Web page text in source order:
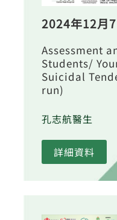
2024年12月
Assessment
Students/
Suicidal
run)
孔志航醫生
詳細資料